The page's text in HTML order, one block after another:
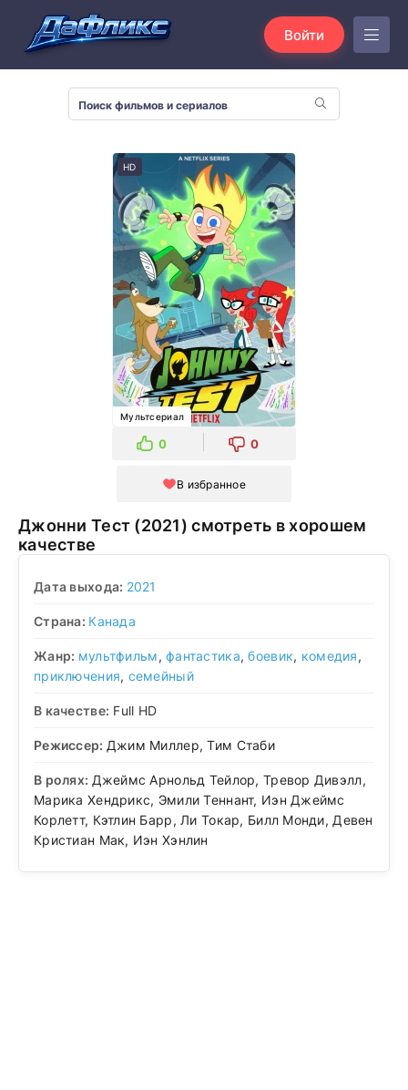
Войти
HD
Мультсериал
0 0
В избранное
Джонни Тест (2021) смотреть в хорошем
качестве
Дата выхода: 2021
Страна: Канада
Жанр: мультфильм,фантастика,боевик, комедия,
приключения, семейный
В качестве: Full HD
Режиссер: Джим Миллер, Тим Стаби
В ролях: Джеймс Арнольд Тейлор, Тревор Дивэлл,
Марика Хендрикс, Эмили Теннант, Иэн Джеймс
Корлетт, Кэтлин Барр, Ли Токар, Билл Монди, Девен
Кристиан Мак, Иэн Хэнлин